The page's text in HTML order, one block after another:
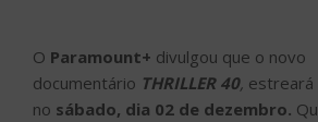
O Paramount+ divulgou que o novo
documentário THRILLER 40, estreará
no sábado, dia 02 de dezembro.